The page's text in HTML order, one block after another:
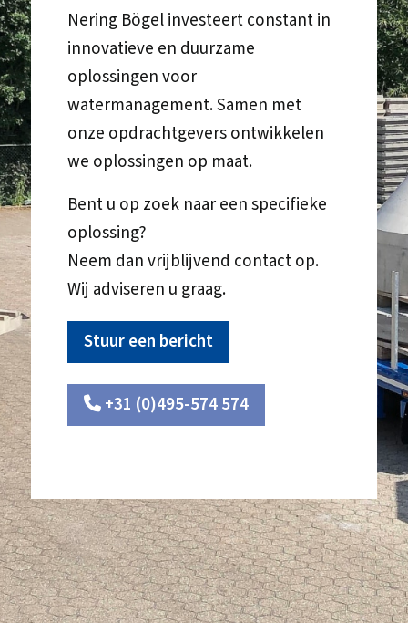
Nering Bögel investeert constant in
innovatieve en duurzame
oplossingen voor
watermanagement. Samen met
onze opdrachtgevers ontwikkelen
we oplossingen op maat.
Bent u op zoek naar een specifieke
oplossing?
Neem dan vrijblijvend contact op.
Wij adviseren u graag.
Stuur een bericht
+31 (0)495-574 574